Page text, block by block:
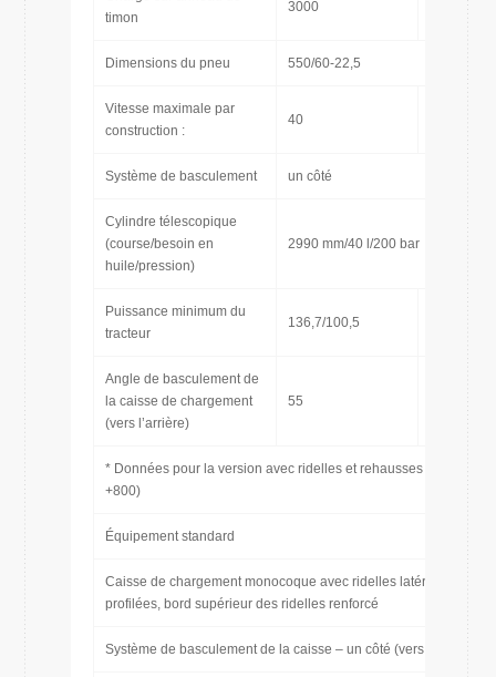
timon
3000
Dimensions du pneu 550/60-22,5
Vitesse maximale par
construction :
40
Système de basculement un côté
Cylindre télescopique
(course/besoin en
huile/pression)
2990 mm/40 l/200 bar
Puissance minimum du
tracteur
136,7/100,5
Angle de basculement de
la caisse de chargement
(vers l’arrière)
55
* Données pour la version avec ridelles et rehausses (1500 +
+800)
Équipement standard
Caisse de chargement monocoque avec ridelles latérales
profilées, bord supérieur des ridelles renforcé
Système de basculement de la caisse – un côté (vers l’arrière)